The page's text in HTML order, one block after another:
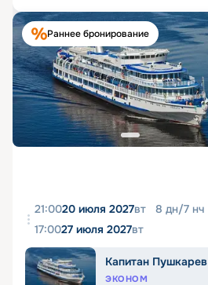
Раннее бронирование
21:0020 июля 2027вт 8 дн/7 нч
17:0027 июля 2027вт
Капитан Пушкарев
ЭКОНОМ